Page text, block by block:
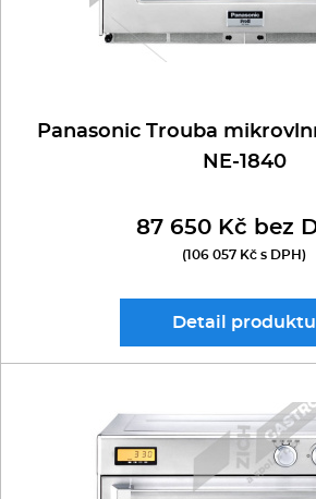
Panasonic Trouba
NE-1840
87 650 Kč bez
(106 057 Kč s DPH)
Detail produktu